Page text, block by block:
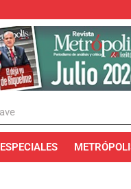
ESPECIALES